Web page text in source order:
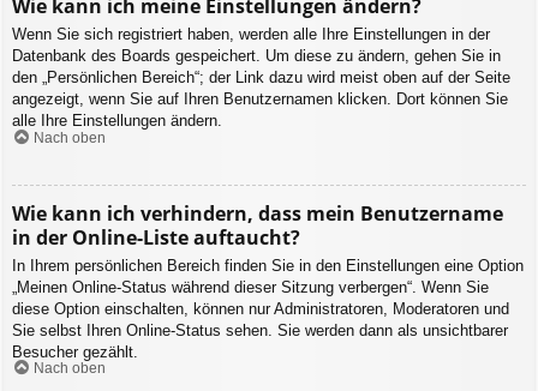
Wie kann ich meine Einstellungen ändern?
Wenn Sie sich registriert haben, werden alle Ihre Einstellungen in der
Datenbank des Boards gespeichert. Um diese zu ändern, gehen Sie in
den „Persönlichen Bereich“; der Link dazu wird meist oben auf der Seite
angezeigt, wenn Sie auf Ihren Benutzernamen klicken. Dort können Sie
alle Ihre Einstellungen ändern.
Nach oben
Wie kann ich verhindern, dass mein Benutzername
in der Online-Liste auftaucht?
In Ihrem persönlichen Bereich finden Sie in den Einstellungen eine Option
„Meinen Online-Status während dieser Sitzung verbergen“. Wenn Sie
diese Option einschalten, können nur Administratoren, Moderatoren und
Sie selbst Ihren Online-Status sehen. Sie werden dann als unsichtbarer
Besucher gezählt.
Nach oben